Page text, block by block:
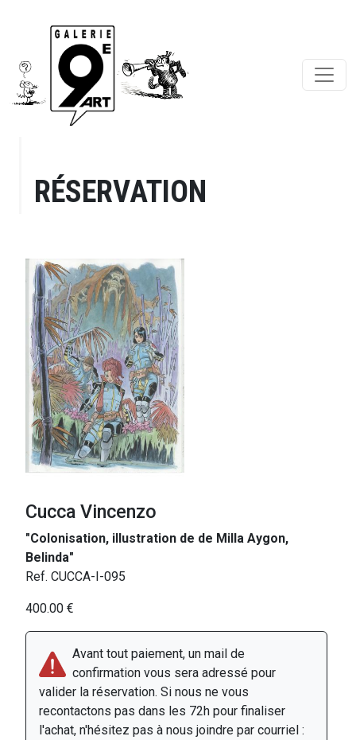
RÉSERVATION
Cucca Vincenzo
"Colonisation, illustration de de Milla Aygon,
Belinda"
Ref. CUCCA-I-095
400.00 €
Avant tout paiement, un mail de
confirmation vous sera adressé pour
valider la réservation. Si nous ne vous
recontactons pas dans les 72h pour finaliser
l'achat, n'hésitez pas à nous joindre par courriel :